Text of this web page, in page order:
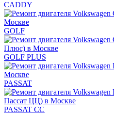
CADDY
GOLF
GOLF PLUS
PASSAT
PASSAT CC